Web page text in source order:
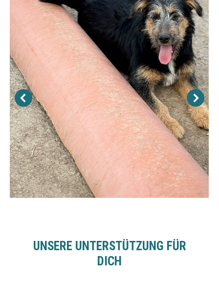
UNSERE UNTERSTÜTZUNG FÜR
DICH